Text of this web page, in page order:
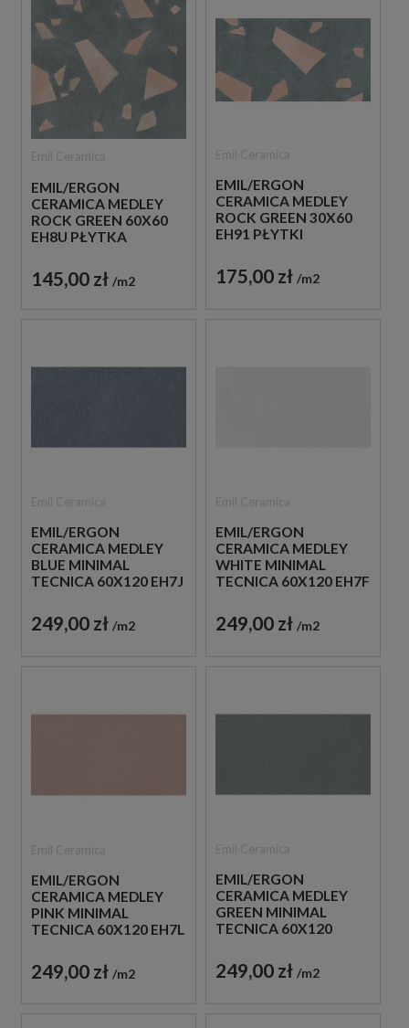
EMIL/ERGON
CERAMICA MEDLEY
ROCK GREEN 60X60
EH8U PŁYTKA
145,00 zł m2
EMIL/ERGON
CERAMICA MEDLEY
ROCK GREEN 30X60
EH91 PŁYTKI
175,00 zł m2
EMIL/ERGON
CERAMICA MEDLEY
BLUE MINIMAL
TECNICA 60X120 EH7J
IMITUJĄCE LASTRYKO
249,00 zł m2
EMIL/ERGON
CERAMICA MEDLEY
WHITE MINIMAL
TECNICA 60X120 EH7F
IMITUJĄCE LASTRYKO
249,00 zł m2
EMIL/ERGON
CERAMICA MEDLEY
PINK MINIMAL
TECNICA 60X120 EH7L
IMITUJĄCE LASTRYKO
249,00 zł m2
EMIL/ERGON
CERAMICA MEDLEY
GREEN MINIMAL
TECNICA 60X120
GRESOWE IMITUJĄCE
LASTRYKO
249,00 zł m2